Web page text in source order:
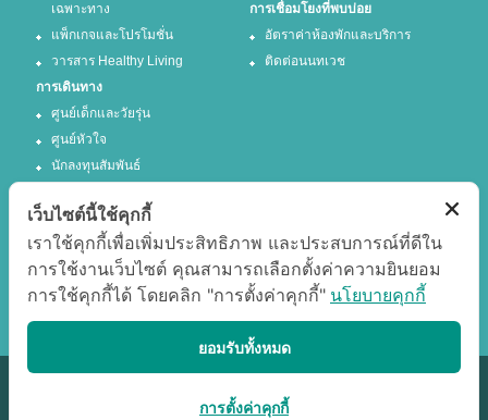
เฉพาะทาง
แพ็กเกจและโปรโมชั่น
วารสาร Healthy Living
การเชื่อมโยงที่พบบ่อย
อัตราค่าห้องพักและบริการ
ติดต่อนนทเวช
การเดินทาง
ศูนย์เด็กและวัยรุ่น
ศูนย์หัวใจ
นักลงทุนสัมพันธ์
Facebook Twitter
จ.นนทบุรี 11000 ฆสพ.นบ.๒๙-๒๕๖๑
เว็บไซต์นี้ใช้คุกกี้
เราใช้คุกกี้เพื่อเพิ่มประสิทธิภาพ และประสบการณ์ที่ดีใน
การใช้งานเว็บไซต์ คุณสามารถเลือกตั้งค่าความยินยอม
การใช้คุกกี้ได้ โดยคลิก "การตั้งค่าคุกกี้" นโยบายคุกกี้
ยอมรับทั้งหมด
การตั้งค่าคุกกี้